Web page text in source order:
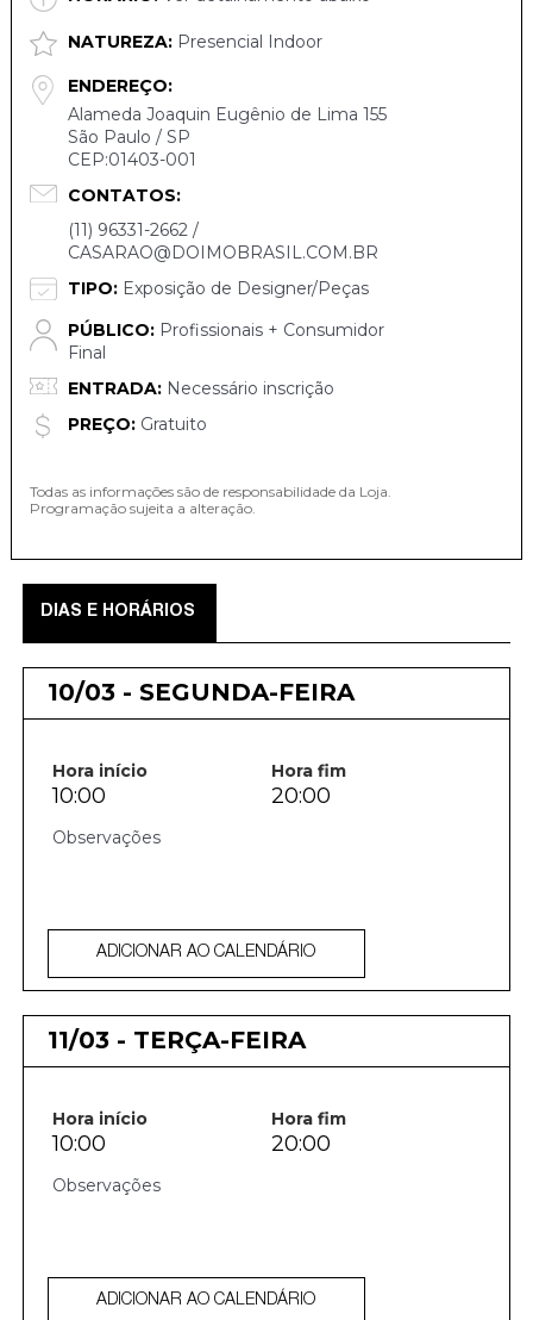
NATUREZA:Presencial Indoor
ENDEREÇO:
Alameda Joaquin Eugênio de Lima 155
São Paulo / SP
CEP:01403-001
CONTATOS:
(11) 96331-2662 /
CASARAO@DOIMOBRASIL.COM.BR
TIPO:Exposição de Designer/Peças
PÚBLICO:Profissionais + Consumidor
Final
ENTRADA:Necessário inscrição
PREÇO:Gratuito
Todas as informações são de responsabilidade da Loja.
Programação sujeita a alteração.
DIAS E HORÁRIOS
10/03 - SEGUNDA-FEIRA
Hora início Hora fim
10:00 20:00
ADICIONAR AO CALENDÁRIO
11/03 - TERÇA-FEIRA
Hora início Hora fim
10:00 20:00
ADICIONAR AO CALENDÁRIO